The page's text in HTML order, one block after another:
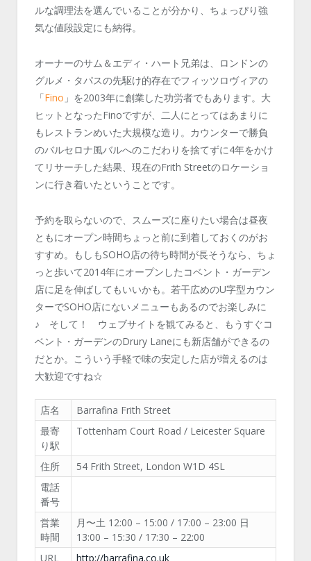
ルな調理法を選んでいることが分かり、ちょっぴり強
気な値段設定にも納得。
オーナーのサム＆エディ・ハート兄弟は、ロンドンの
グルメ・タパスの先駆け的存在でフィッツロヴィアの
「Fino 」を2003年に創業した功労者でもあります。大
ヒットとなったFinoですが、二人にとってはあまりに
もレストランめいた大規模な造り。カウンターで勝負
のバルセロナ風バルへのこだわりを捨てずに4年をかけ
てリサーチした結果、現在のFrith Streetのロケーショ
ンに行き着いたということです。
予約を取らないので、スムーズに座りたい場合は昼夜
ともにオープン時間ちょっと前に到着しておくのがお
すすめ。もしもSOHO店の待ち時間が長そうなら、ちょ
っと歩いて2014年にオープンしたコベント・ガーデン
店に足を伸ばしてもいいかも。若干広めのU字型カウン
ターでSOHO店にないメニューもあるのでお楽しみに
♪ そして！ ウェブサイトを観てみると、もうすぐコ
ベント・ガーデンのDrury Laneにも新店舗ができるの
だとか。こういう手軽で味の安定した店が増えるのは
大歓迎ですね☆
店名
Barrafina Frith Street
最寄
り駅
Tottenham Court Road / Leicester Square
住所
54 Frith Street, London W1D 4SL
電話
番号
営業
時間
月〜土 12:00 – 15:00 / 17:00 – 23:00 日
13:00 – 15:30 / 17:30 – 22:00
URL
http://barrafina.co.uk